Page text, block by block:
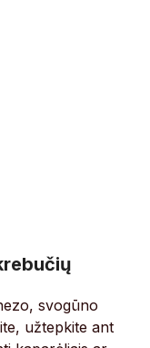
svogūno
užtepkite ant